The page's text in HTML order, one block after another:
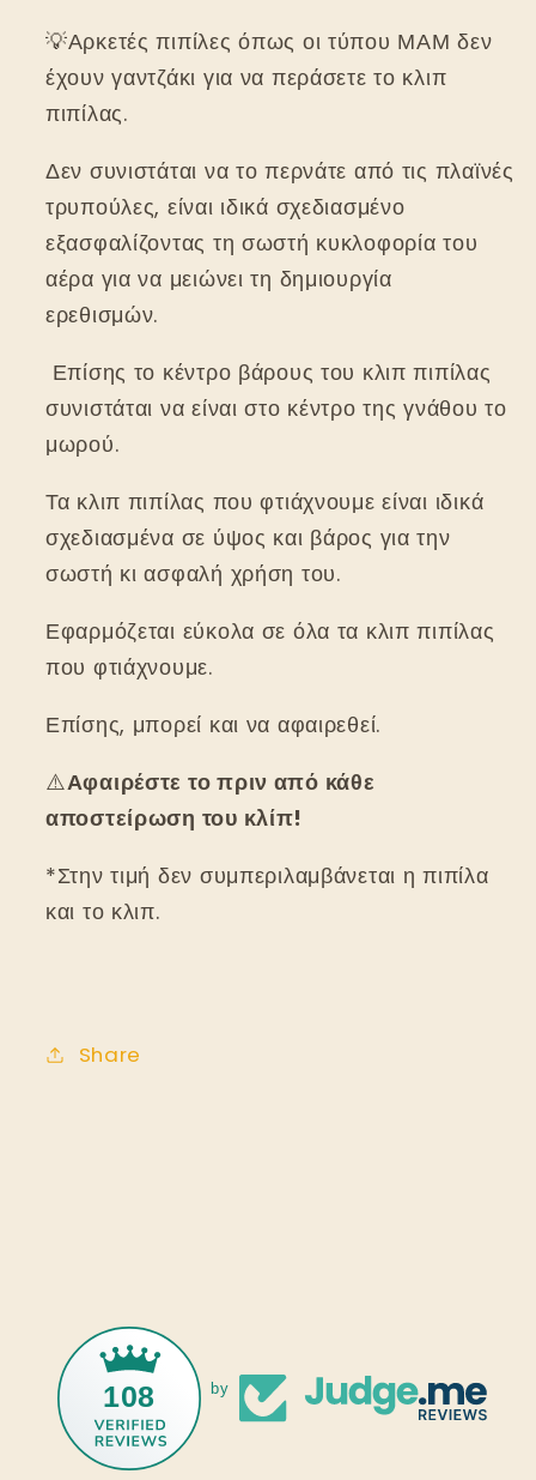
💡Αρκετές πιπίλες όπως οι τύπου ΜΑΜ δεν
έχουν γαντζάκι για να περάσετε το κλιπ
πιπίλας.
Δεν συνιστάται να το περνάτε από τις πλαϊνές
τρυπούλες, είναι ιδικά σχεδιασμένο
εξασφαλίζοντας τη σωστή κυκλοφορία του
αέρα για να μειώνει τη δημιουργία
ερεθισμών.
Επίσης το κέντρο βάρους του κλιπ πιπίλας
συνιστάται να είναι στο κέντρο της γνάθου το
μωρού.
Τα κλιπ πιπίλας που φτιάχνουμε είναι ιδικά
σχεδιασμένα σε ύψος και βάρος για την
σωστή κι ασφαλή χρήση του.
Εφαρμόζεται εύκολα σε όλα τα κλιπ πιπίλας
που φτιάχνουμε.
Επίσης, μπορεί και να αφαιρεθεί.
⚠️Αφαιρέστε το πριν από κάθε
αποστείρωση του κλίπ!
*Στην τιμή δεν συμπεριλαμβάνεται η πιπίλα
και το κλιπ.
Share
108 by